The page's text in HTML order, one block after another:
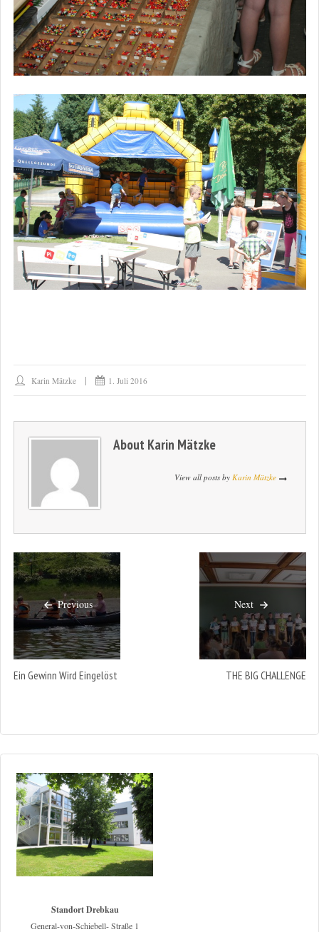
Karin Mätzke 1. Juli 2016
About Karin Mätzke
View all posts by Karin Mätzke
Previous
Ein Gewinn Wird Eingelöst
Next
THE BIG CHALLENGE
Standort Drebkau
General-von-Schiebell- Straße 1